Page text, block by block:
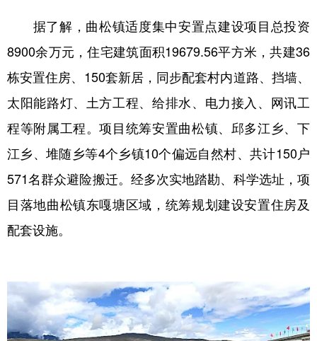
据了解，曲松镇适度集中安置点建设项目总投资
8900余万元，住宅建筑面积19679.56平方米，共建36
栋安置住房、150套新居，同步配套村内道路、挡墙、
太阳能路灯、土方工程、给排水、电力接入、网讯工
程等附属工程。项目统筹安置曲松镇、邱多江乡、下
江乡、堆随乡等4个乡镇10个偏远自然村、共计150户
571名群众避险搬迁。经多次实地踏勘、科学选址，项
目落地曲松镇东嘎塘区域，统筹规划建设安置住房及
配套设施。